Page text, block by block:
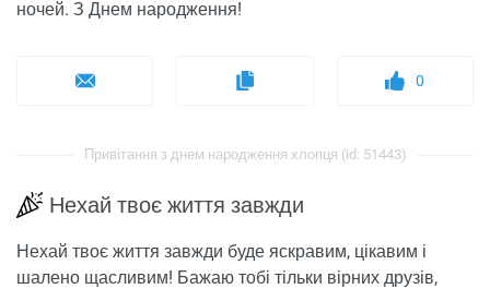
ночей. З Днем народження!
0
Привітання з днем ​​народження хлопця (id: 51443)
Нехай твоє життя завжди
Нехай твоє життя завжди буде яскравим, цікавим і
шалено щасливим! Бажаю тобі тільки вірних друзів,